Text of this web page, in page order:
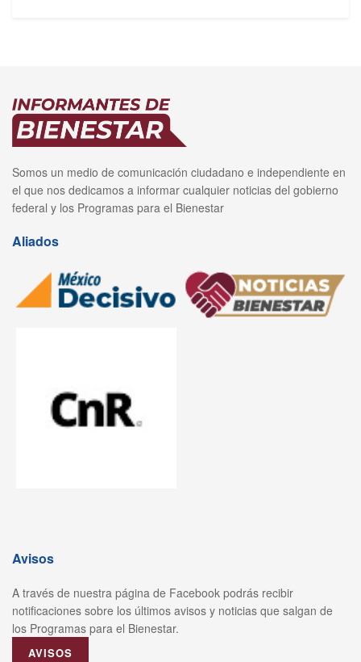
Somos un medio de comunicación ciudadano e independiente en
el que nos dedicamos a informar cualquier noticias del gobierno
federal y los Programas para el Bienestar
Aliados
Avisos
A través de nuestra página de Facebook podrás recibir
notificaciones sobre los últimos avisos y noticias que salgan de
los Programas para el Bienestar.
AVISOS